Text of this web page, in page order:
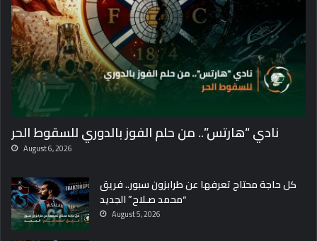
نادي “هارتس”.. من حلم الفوز بالدوري للسقوط الحر
August 6, 2026
كل حاجة محتاج تعرفها عن طرابزون سبور.. فريق
“محمد صـلاح” الجديد
August 5, 2026